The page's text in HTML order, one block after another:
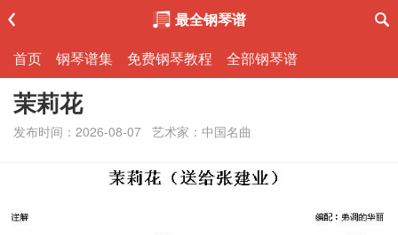
最全钢琴谱
首页
钢琴谱集 免费钢琴教程 全部钢琴谱
茉莉花
发布时间：2026-08-07 艺术家：中国名曲